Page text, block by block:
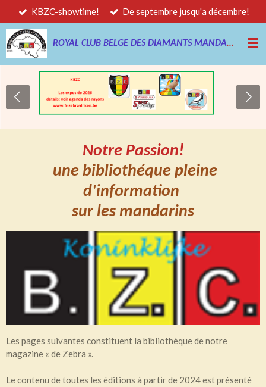
Passer
au
contenu
principal
ROYAL CLUB BELGE DES DIAMANTS MANDARINS
KBZC-showtime! De septembre jusqu'a décembre!
Notre Passion!
une bibliothéque pleine
d'information
sur les mandarins
Les pages suivantes constituent la bibliothèque de notre
magazine « de Zebra ».
Le contenu de toutes les éditions à partir de 2024 est présenté